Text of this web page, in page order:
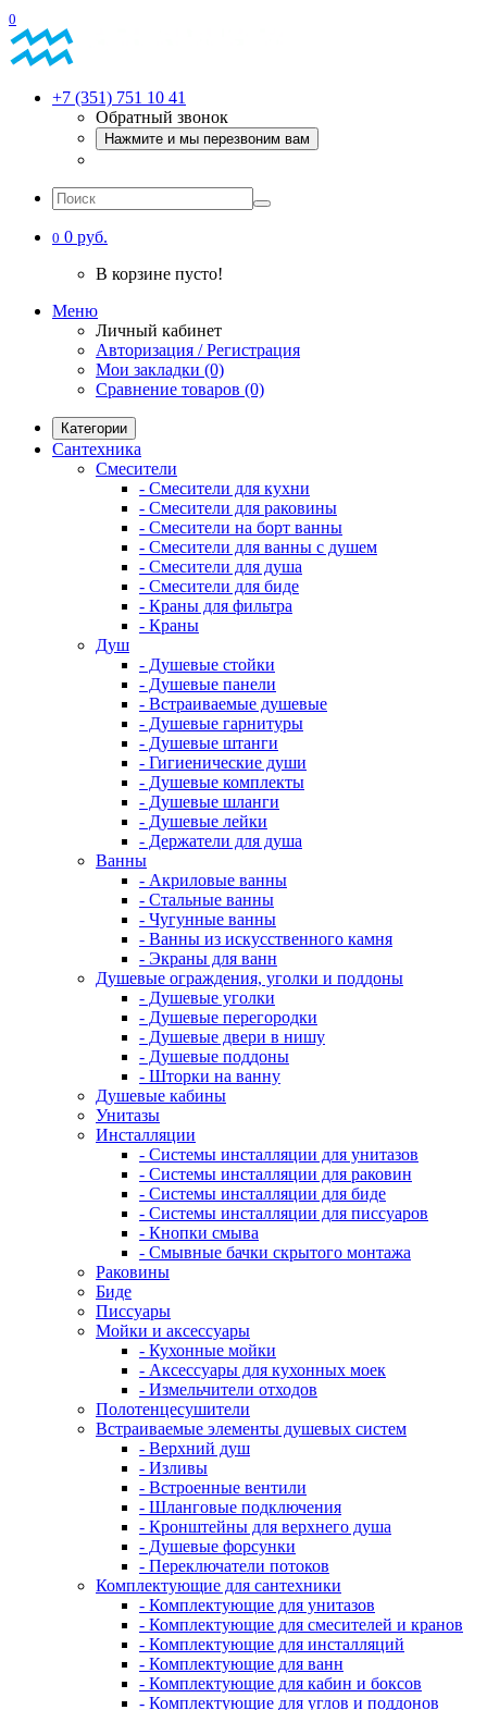
0
+7 (351) 751 10 41
Обратный звонок
Нажмите и мы перезвоним вам
0 0 руб.
В корзине пусто!
Меню
Личный кабинет
Авторизация / Регистрация
Мои закладки (0)
Сравнение товаров (0)
Категории
Сантехника
Смесители
- Смесители для кухни
- Смесители для раковины
- Смесители на борт ванны
- Смесители для ванны с душем
- Смесители для душа
- Смесители для биде
- Краны для фильтра
- Краны
Душ
- Душевые стойки
- Душевые панели
- Встраиваемые душевые
- Душевые гарнитуры
- Душевые штанги
- Гигиенические души
- Душевые комплекты
- Душевые шланги
- Душевые лейки
- Держатели для душа
Ванны
- Акриловые ванны
- Стальные ванны
- Чугунные ванны
- Ванны из искусственного камня
- Экраны для ванн
Душевые ограждения, уголки и поддоны
- Душевые уголки
- Душевые перегородки
- Душевые двери в нишу
- Душевые поддоны
- Шторки на ванну
Душевые кабины
Унитазы
Инсталляции
- Системы инсталляции для унитазов
- Системы инсталляции для раковин
- Системы инсталляции для биде
- Системы инсталляции для писсуаров
- Кнопки смыва
- Смывные бачки скрытого монтажа
Раковины
Биде
Писсуары
Мойки и аксессуары
- Кухонные мойки
- Аксессуары для кухонных моек
- Измельчители отходов
Полотенцесушители
Встраиваемые элементы душевых систем
- Верхний душ
- Изливы
- Встроенные вентили
- Шланговые подключения
- Кронштейны для верхнего душа
- Душевые форсунки
- Переключатели потоков
Комплектующие для сантехники
- Комплектующие для унитазов
- Комплектующие для смесителей и кранов
- Комплектующие для инсталляций
- Комплектующие для ванн
- Комплектующие для кабин и боксов
- Комплектующие для углов и поддонов